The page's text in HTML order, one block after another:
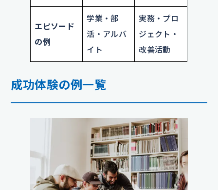
エピソード
の例
学業・部
活・アルバ
イト
実務・プロ
ジェクト・
改善活動
成功体験の例一覧